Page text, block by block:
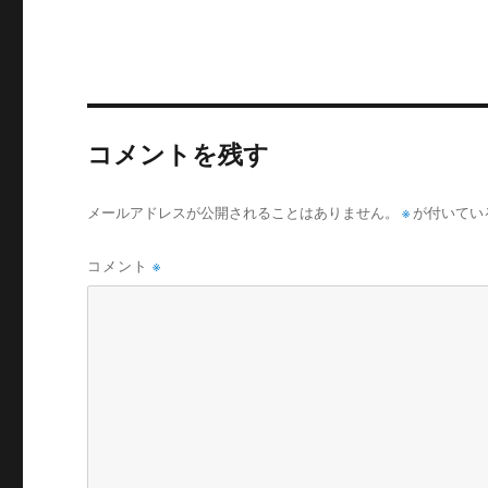
コメントを残す
メールアドレスが公開されることはありません。 ※ が付いて
コメント※